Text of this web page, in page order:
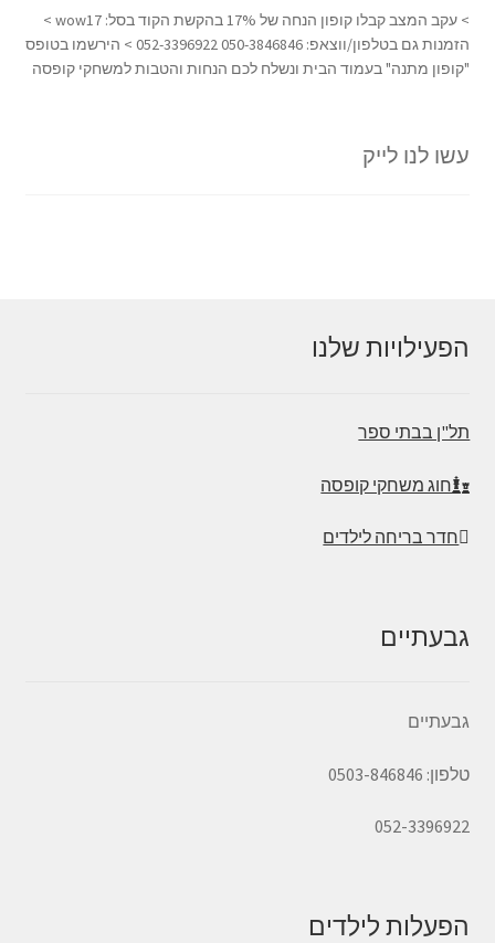
> עקב המצב קבלו קופון הנחה של 17% בהקשת הקוד בסל: wow17 >
הזמנות גם בטלפון/ווצאפ: 050-3846846 052-3396922 > הירשמו בטופס
"קופון מתנה" בעמוד הבית ונשלח לכם הנחות והטבות למשחקי קופסה
עשו לנו לייק
הפעילויות שלנו
תל"ן בבתי ספר
חוג משחקי קופסה
חדר בריחה לילדים
גבעתיים
גבעתיים
טלפון: 0503-846846
052-3396922
הפעלות לילדים